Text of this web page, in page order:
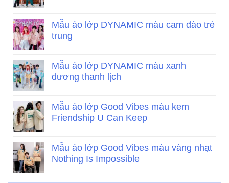
Mẫu áo lớp DYNAMIC màu cam đào trẻ
trung
Mẫu áo lớp DYNAMIC màu xanh
dương thanh lịch
Mẫu áo lớp Good Vibes màu kem
Friendship U Can Keep
Mẫu áo lớp Good Vibes màu vàng nhạt
Nothing Is Impossible